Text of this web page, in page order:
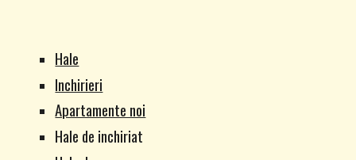
Hale
Inchirieri
Apartamente noi
Hale de inchiriat